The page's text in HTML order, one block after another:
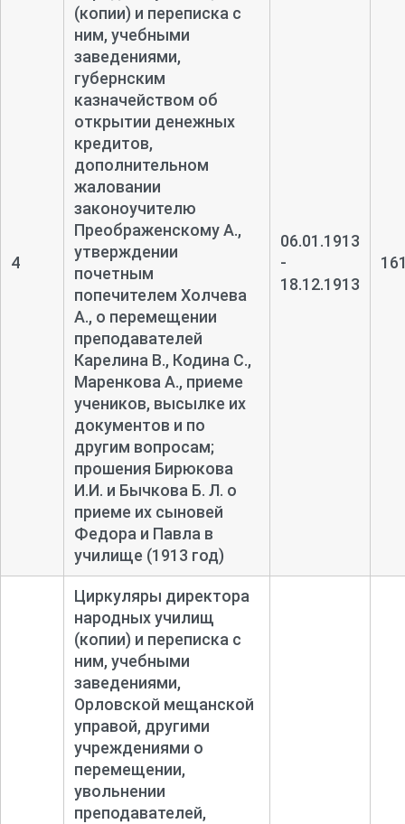
4
(копии) и переписка с
ним, учебными
заведениями,
губернским
казначейством об
открытии денежных
кредитов,
дополнительном
жаловании
законоучителю
Преображенскому А.,
утверждении
почетным
попечителем Холчева
А., о перемещении
преподавателей
Карелина В., Кодина С.,
Маренкова А., приеме
учеников, высылке их
документов и по
другим вопросам;
прошения Бирюкова
И.И. и Бычкова Б. Л. о
приеме их сыновей
Федора и Павла в
училище (1913 год)
06.01.1913
-
18.12.1913
Циркуляры директора
народных училищ
(копии) и переписка с
ним, учебными
заведениями,
Орловской мещанской
управой, другими
учреждениями о
перемещении,
увольнении
преподавателей,